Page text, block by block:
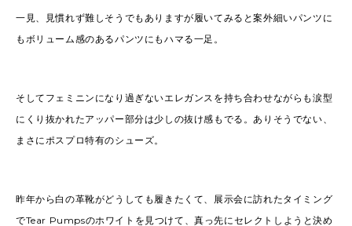
一見、見慣れず難しそうでもありますが履いてみると案外細いパンツに
もボリューム感のあるパンツにもハマる一足。
そしてフェミニンになり過ぎないエレガンスを持ち合わせながらも涙型
にくり抜かれたアッパー部分は少しの抜け感もでる。ありそうでない、
まさにポスプロ特有のシューズ。
昨年から白の革靴がどうしても履きたくて、展示会に訪れたタイミング
でTear Pumpsのホワイトを見つけて、真っ先にセレクトしようと決め